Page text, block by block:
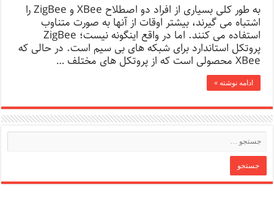
به طور کلی بسیاری از افراد دو اصطلاح XBee و ZigBee را
اشتباه می گیرند، بیشتر اوقات از آنها به صورت متناوب
استفاده می کنند. اما در واقع اینگونه نیست؛ ZigBee
پروتکل استاندارد برای شبکه های بی سیم است. در حالی که
XBee محصولی است که از پروتکل های مختلف …
ادامه نوشته »